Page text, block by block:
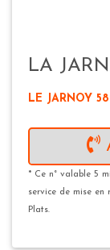
LA
LE JARNOY
* Ce n° valable 5
service de mise en
Plats.